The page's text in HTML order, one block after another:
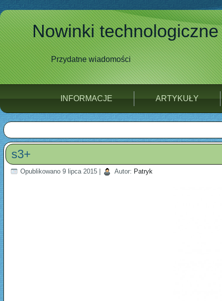
Nowinki technologiczne
Przydatne wiadomości
INFORMACJE ARTYKUŁY
s3+
Opublikowano 9 lipca 2015 Autor: Patryk